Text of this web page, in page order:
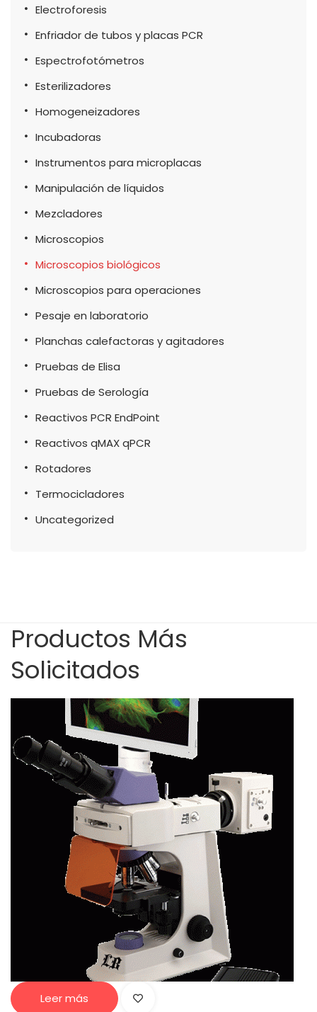
Electroforesis
Enfriador de tubos y placas PCR
Espectrofotómetros
Esterilizadores
Homogeneizadores
Incubadoras
Instrumentos para microplacas
Manipulación de líquidos
Mezcladores
Microscopios
Microscopios biológicos
Microscopios para operaciones
Pesaje en laboratorio
Planchas calefactoras y agitadores
Pruebas de Elisa
Pruebas de Serología
Reactivos PCR EndPoint
Reactivos qMAX qPCR
Rotadores
Termocicladores
Uncategorized
Productos Más
Solicitados
Leer más